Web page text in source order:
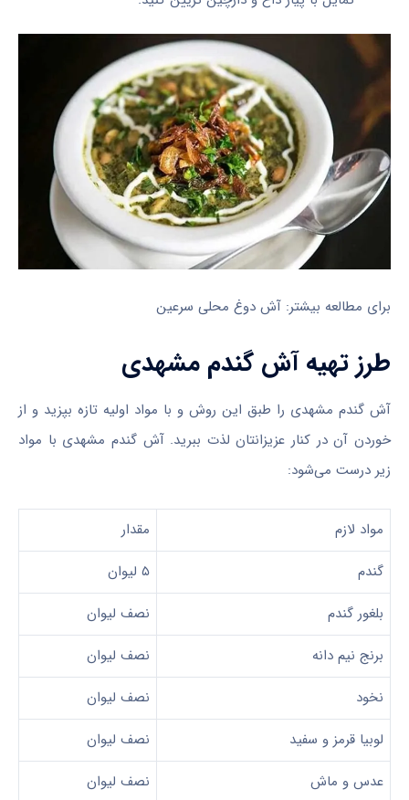
برای مطالعه بیشتر: آش دوغ محلی سرعین
طرز تهیه آش گندم مشهدی
آش گندم مشهدی را طبق این روش و با مواد اولیه تازه بپزید و از
خوردن آن در کنار عزیزانتان لذت ببرید.آش گندم مشهدی با مواد
زیر درست می‌شود:
مواد لازم
مقدار
گندم
۵ لیوان
بلغور گندم
نصف لیوان
برنج نیم دانه
نصف لیوان
نخود
نصف لیوان
لوبیا قرمز و سفید
نصف لیوان
عدس و ماش
نصف لیوان